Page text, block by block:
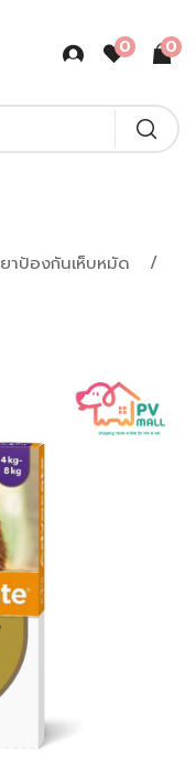
0 0
ยาป้องกันเห็บหมัด